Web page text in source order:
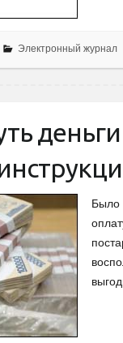
Электронный журнал
Было